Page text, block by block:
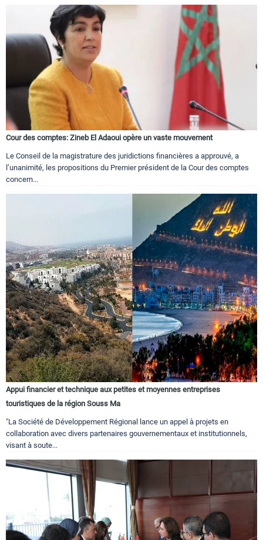
Cour des comptes: Zineb El Adaoui opère un vaste mouvement
Le Conseil de la magistrature des juridictions financières a approuvé, a
l’unanimité, les propositions du Premier président de la Cour des comptes
concern...
Appui financier et technique aux petites et moyennes entreprises
touristiques de la région Souss Ma
"La Société de Développement Régional lance un appel à projets en
collaboration avec divers partenaires gouvernementaux et institutionnels,
visant à soute...